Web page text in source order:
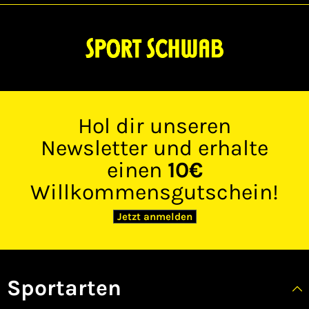
Hol dir unseren
Newsletter und erhalte
einen 10€
Willkommensgutschein!
Jetzt anmelden
Sportarten